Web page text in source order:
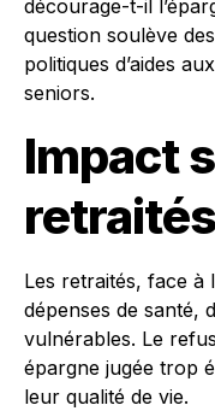
décourage-t-il
question soulève
politiques d’aides
seniors.
Impact
retraités
Les retraités, face à
dépenses de santé,
vulnérables. Le
épargne jugée trop
leur qualité de vie.